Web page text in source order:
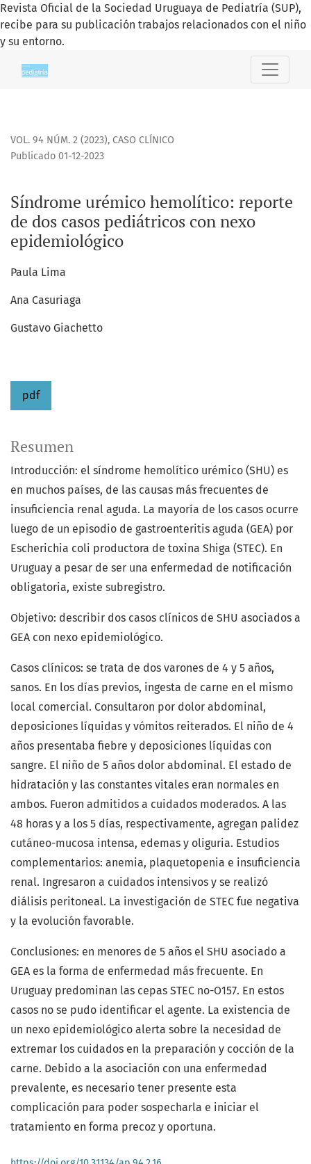
Revista Oficial de la Sociedad Uruguaya de Pediatría (SUP),
recibe para su publicación trabajos relacionados con el niño
y su entorno.
Síndrome urémico hemolítico: reporte de dos casos
VOL. 94 NÚM. 2 (2023), CASO CLÍNICO
Síndrome urémico hemolítico: reporte
de dos casos pediátricos con nexo
epidemiológico
Publicado 01-12-2023
Paula Lima
Ana Casuriaga
Gustavo Giachetto
pdf
Resumen
Introducción: el síndrome hemolítico urémico (SHU) es
en muchos países, de las causas más frecuentes de
insuficiencia renal aguda. La mayoría de los casos ocurre
luego de un episodio de gastroenteritis aguda (GEA) por
Escherichia coli productora de toxina Shiga (STEC). En
Uruguay a pesar de ser una enfermedad de notificación
obligatoria, existe subregistro.
Objetivo: describir dos casos clínicos de SHU asociados a
GEA con nexo epidemiológico.
Casos clínicos: se trata de dos varones de 4 y 5 años,
sanos. En los días previos, ingesta de carne en el mismo
local comercial. Consultaron por dolor abdominal,
deposiciones líquidas y vómitos reiterados. El niño de 4
años presentaba fiebre y deposiciones líquidas con
sangre. El niño de 5 años dolor abdominal. El estado de
hidratación y las constantes vitales eran normales en
ambos. Fueron admitidos a cuidados moderados. A las
48 horas y a los 5 días, respectivamente, agregan palidez
cutáneo-mucosa intensa, edemas y oliguria. Estudios
complementarios: anemia, plaquetopenia e insuficiencia
renal. Ingresaron a cuidados intensivos y se realizó
diálisis peritoneal. La investigación de STEC fue negativa
y la evolución favorable.
Conclusiones: en menores de 5 años el SHU asociado a
GEA es la forma de enfermedad más frecuente. En
Uruguay predominan las cepas STEC no-O157. En estos
casos no se pudo identificar el agente. La existencia de
un nexo epidemiológico alerta sobre la necesidad de
extremar los cuidados en la preparación y cocción de la
carne. Debido a la asociación con una enfermedad
prevalente, es necesario tener presente esta
complicación para poder sospecharla e iniciar el
tratamiento en forma precoz y oportuna.